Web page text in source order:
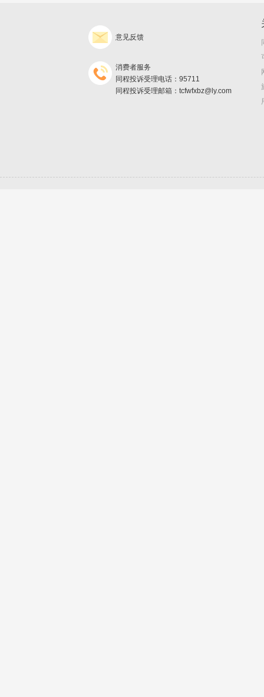
意见反馈
消费者服务
同程投诉受理电话：95711
同程投诉受理邮箱：tcfwfxbz@ly.com